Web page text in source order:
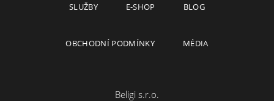
SLUŽBY E-SHOP BLOG
OBCHODNÍ PODMÍNKY MÉDIA
Beligi s.r.o.